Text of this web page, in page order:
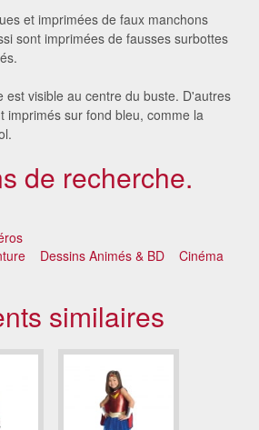
et imprimées de faux manchons
sont imprimées de fausses surbottes
est visible au centre du buste. D'autres
imprimés sur fond bleu, comme la
de recherche.
Dessins Animés & BD
Cinéma
similaires